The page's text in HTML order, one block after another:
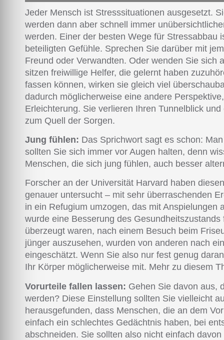
Jeder Mensch ist Stresssituationen ausgesetzt.
werden dann aber schnell immer
werden. Einer der besten Wege für Stressabbau
beteiligten Gefühle. Sprechen Sie darüber mit
Freund oder Verwandten. Oder wenden Sie sich
sitzen freiwillige Helfer, die gelernt haben
fassen können, wirken sie gleich viel
dadurch möglicherweise eine andere
Erleichterung. Sie verlieren Ihren Tunnelblick
zum Quell der Sorgen.
Jung fühlen: Das Sprichwort sagt es schon:
sollten Sie sich immer vor Augen halten, denn
Menschen, die sich jung fühlen, auch besser
Forscher an der Universität Harvard haben
genauer untersucht – mit sehr überraschenden
in ein Refugium umzogen, das mit Anspielungen
wurde eine Besserung des
überzeugt waren, nach einem Besuch beim
jünger auszusehen, wurden von anderen nach
eingeschätzt. Wenn Sie also nur fest genug
Ihr Körper möglicherweise mit. Mehr zu diesem
Vorurteile fallen lassen: Gehen Sie davon aus,
werden? Diese Einstellung sollten Sie vielleicht
herausgefunden, dass Menschen, die an dem
einfach ein schlechtes Gedächtnis haben, bei
abschneiden. Sie sollten also nicht einfach